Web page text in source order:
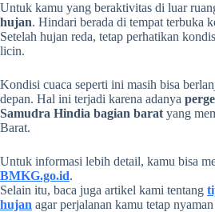
Untuk kamu yang beraktivitas di luar
hujan. Hindari berada di tempat terbuka
Setelah hujan reda, tetap perhatikan
licin.
Kondisi cuaca seperti ini masih bisa
depan. Hal ini terjadi karena adanya
Samudra Hindia bagian barat yang
Barat.
Untuk informasi lebih detail, kamu bisa
BMKG.go.id.
Selain itu, baca juga artikel kami tentang
hujan agar perjalanan kamu tetap